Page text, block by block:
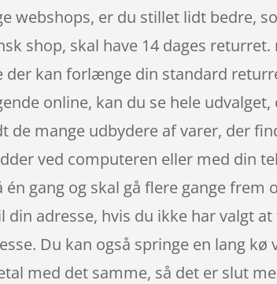
webshops, er du stillet lidt bedre,
shop, skal have 14 dages
kan forlænge din standard
online, kan du se hele
de mange udbydere af varer, der
ved computeren eller med din
gang og skal gå flere gange
adresse, hvis du ikke har valgt
Du kan også springe en lang
med det samme, så det er slut